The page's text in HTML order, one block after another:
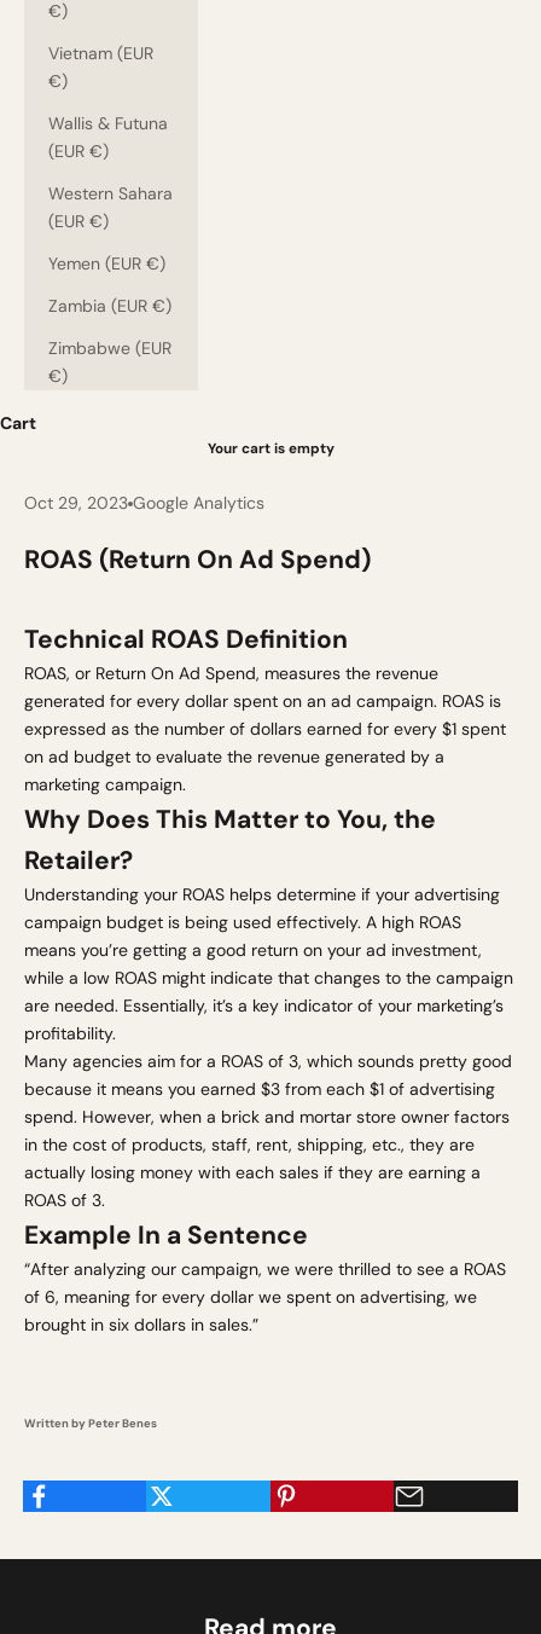
€)
Vietnam (EUR
€)
Wallis & Futuna
(EUR €)
Western Sahara
(EUR €)
Yemen (EUR €)
Zambia (EUR €)
Zimbabwe (EUR
€)
Cart
Your cart is empty
Oct 29, 2023 Google Analytics
ROAS (Return On Ad Spend)
Technical ROAS Definition
ROAS, or Return On Ad Spend, measures the revenue
generated for every dollar spent on an ad campaign. ROAS is
expressed as the number of dollars earned for every $1 spent
on ad budget to evaluate the revenue generated by a
marketing campaign.
Why Does This Matter to You, the
Retailer?
Understanding your ROAS helps determine if your advertising
campaign budget is being used effectively. A high ROAS
means you’re getting a good return on your ad investment,
while a low ROAS might indicate that changes to the campaign
are needed. Essentially, it’s a key indicator of your marketing’s
profitability.
Many agencies aim for a ROAS of 3, which sounds pretty good
because it means you earned $3 from each $1 of advertising
spend. However, when a brick and mortar store owner factors
in the cost of products, staff, rent, shipping, etc., they are
actually losing money with each sales if they are earning a
ROAS of 3.
Example In a Sentence
“After analyzing our campaign, we were thrilled to see a ROAS
of 6, meaning for every dollar we spent on advertising, we
brought in six dollars in sales.”
Written by Peter Benes